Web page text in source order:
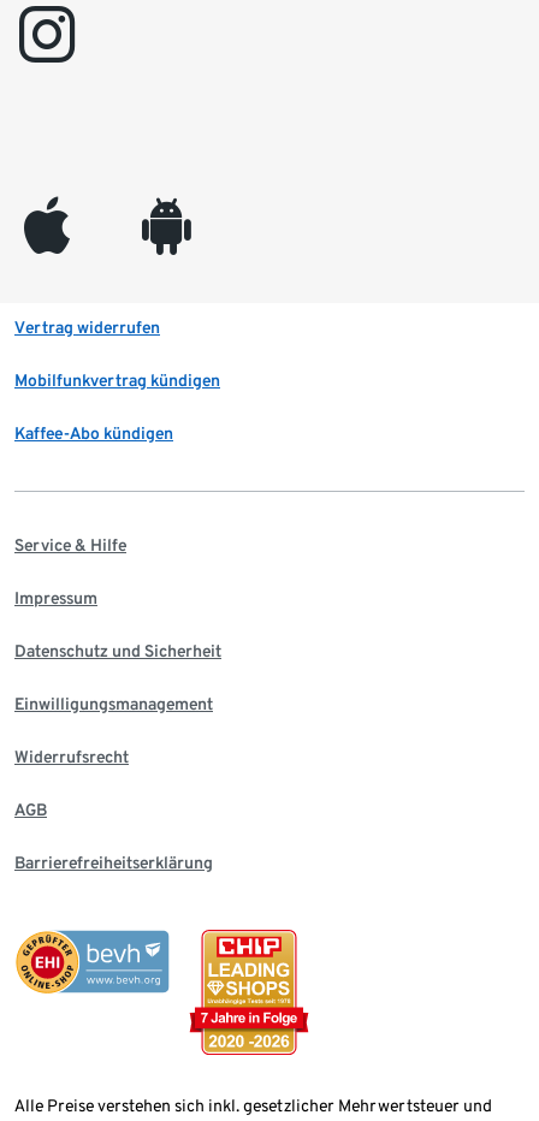
instagram
appleinc android
Vertrag widerrufen
Mobilfunkvertrag kündigen
Kaffee-Abo kündigen
Service & Hilfe
Impressum
Datenschutz und Sicherheit
Einwilligungsmanagement
Widerrufsrecht
AGB
Barrierefreiheitserklärung
Alle Preise verstehen sich inkl. gesetzlicher Mehrwertsteuer und